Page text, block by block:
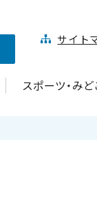
サイト
スポーツ・みど